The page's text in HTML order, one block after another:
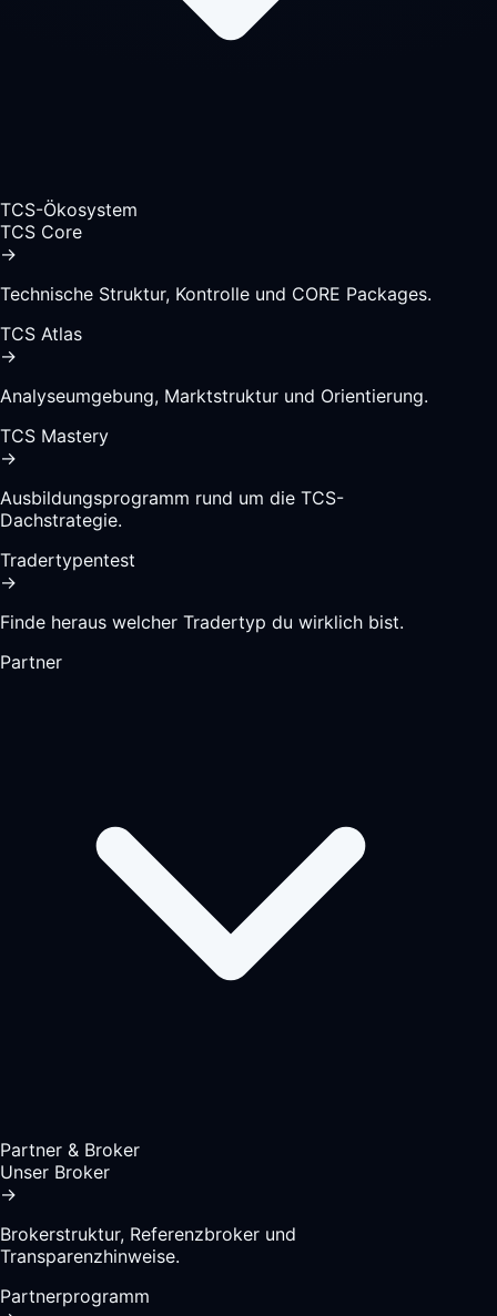
TCS-Ökosystem
TCS Core
→
Technische Struktur, Kontrolle und CORE Packages.
TCS Atlas
→
Analyseumgebung, Marktstruktur und Orientierung.
TCS Mastery
→
Ausbildungsprogramm rund um die TCS-
Dachstrategie.
Tradertypentest
→
Finde heraus welcher Tradertyp du wirklich bist.
Partner
Partner & Broker
Unser Broker
→
Brokerstruktur, Referenzbroker und
Transparenzhinweise.
Partnerprogramm